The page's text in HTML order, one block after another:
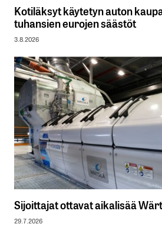
Kotiläksyt käytetyn auton
tuhansien eurojen säästöt
3.8.2026
Sijoittajat ottavat aikalisää
29.7.2026